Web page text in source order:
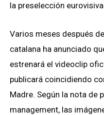
la preselección
Varios meses después
catalana ha anunciado
estrenará el videoclip
publicará coincidiendo
Madre. Según la nota de
management, las